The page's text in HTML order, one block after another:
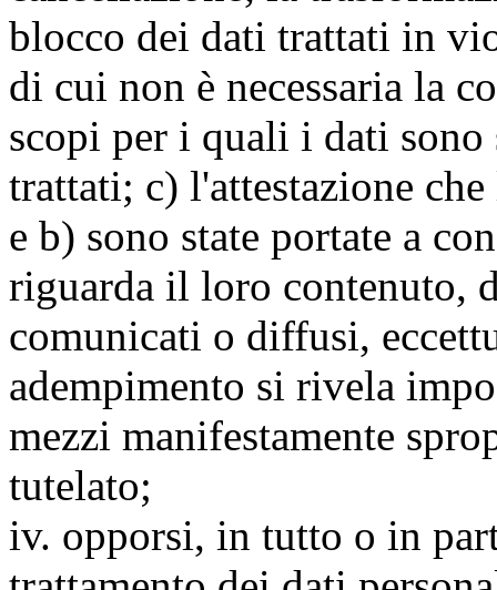
blocco dei dati trattati in
di cui non è necessaria la
scopi per i quali i dati sono
trattati; c) l'attestazione
e b) sono state portate a
riguarda il loro contenuto,
comunicati o diffusi,
adempimento si rivela
mezzi manifestamente
tutelato;
iv. opporsi, in tutto o in